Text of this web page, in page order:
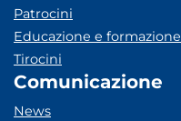
Patrocini
Educazione e formazione
Tirocini
Comunicazione
News